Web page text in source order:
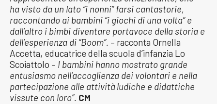
ha visto da un lato “i nonni” farsi cantastorie,
raccontando ai bambini “i giochi di una volta” e
dall’altro i bimbi diventare portavoce della storia e
dell’esperienza di “Boom”. – racconta Ornella
Accetta, educatrice della scuola d’infanzia Lo
Scoiattolo – I bambini hanno mostrato grande
entusiasmo nell’accoglienza dei volontari e nella
partecipazione alle attività ludiche e didattiche
vissute con loro”. CM